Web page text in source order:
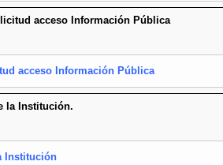
acceso Información Pública
acceso Información Pública
la Institución.
Institución